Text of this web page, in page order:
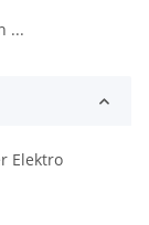
...
Elektro